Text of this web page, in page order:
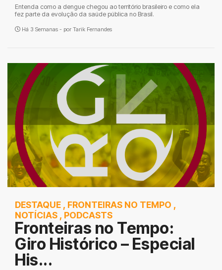
Entenda como a dengue chegou ao território brasileiro e como ela
fez parte da evolução da saúde pública no Brasil.
Há 3 Semanas - por Tarik Fernandes
DESTAQUE , FRONTEIRAS NO TEMPO ,
NOTÍCIAS , PODCASTS
Fronteiras no Tempo:
Giro Histórico – Especial
His...